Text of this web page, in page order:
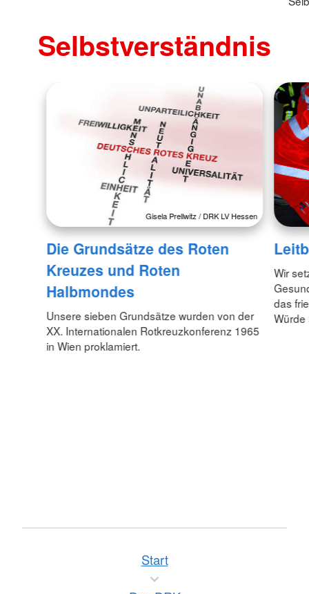
Selbstverständnis
Gisela Prellwitz / DRK LV Hessen
Die Grundsätze des Roten
Kreuzes und Roten
Halbmondes
Unsere sieben Grundsätze wurden von der
XX. Internationalen Rotkreuzkonferenz 1965
in Wien proklamiert.
Wir
das
Würde
Start